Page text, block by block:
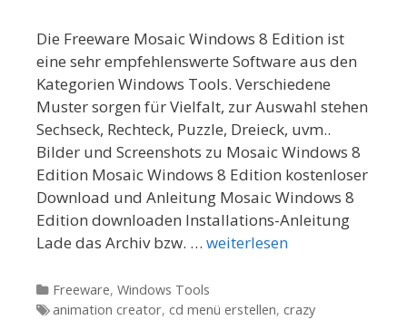
Die Freeware Mosaic Windows 8 Edition ist
eine sehr empfehlenswerte Software aus den
Kategorien Windows Tools. Verschiedene
Muster sorgen für Vielfalt, zur Auswahl stehen
Sechseck, Rechteck, Puzzle, Dreieck, uvm..
Bilder und Screenshots zu Mosaic Windows 8
Edition Mosaic Windows 8 Edition kostenloser
Download und Anleitung Mosaic Windows 8
Edition downloaden Installations-Anleitung
Lade das Archiv bzw. … weiterlesen
Kategorien
Freeware, Windows Tools
Tags
animation creator, cd menü erstellen, crazy